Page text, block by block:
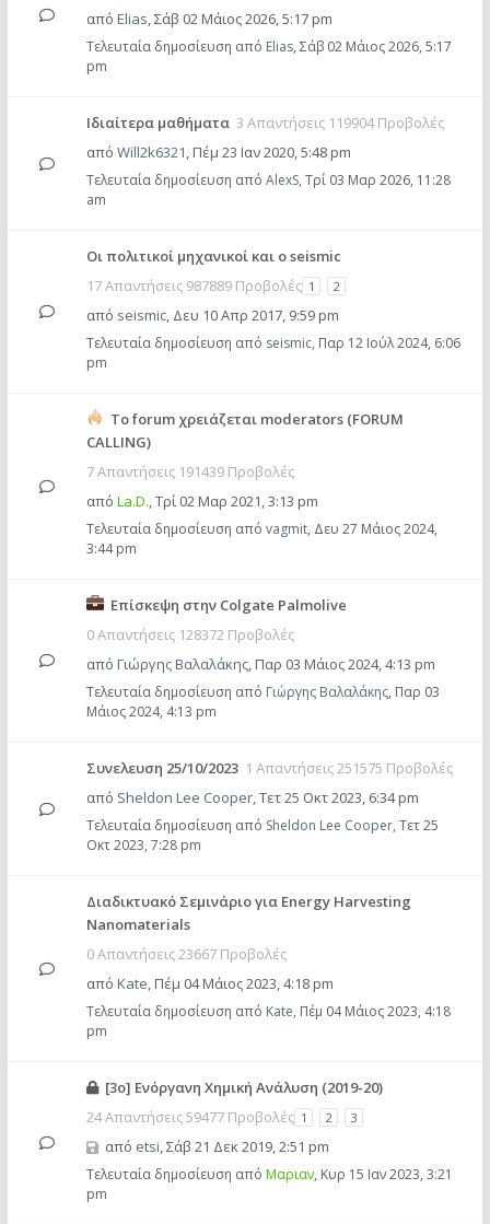
από Elias,Σάβ 02 Μάιος 2026, 5:17 pm
Τελευταία δημοσίευση από Elias, Σάβ 02 Μάιος 2026, 5:17
pm
Ιδιαίτερα μαθήματα 3 Απαντήσεις 119904 Προβολές
από Will2k6321, Πέμ 23 Ιαν 2020, 5:48 pm
Τελευταία δημοσίευση από AlexS, Τρί 03 Μαρ 2026, 11:28
am
Οι πολιτικοί μηχανικοί και ο seismic
17 Απαντήσεις 987889 Προβολές 1 2
από seismic, Δευ 10 Απρ 2017, 9:59 pm
Τελευταία δημοσίευση από seismic, Παρ 12 Ιούλ 2024, 6:06
pm
Το forum χρειάζεται moderators (FORUM
CALLING)
7 Απαντήσεις 191439 Προβολές
από La.D.,Τρί 02 Μαρ 2021, 3:13 pm
Τελευταία δημοσίευση από vagmit, Δευ 27 Μάιος 2024,
3:44 pm
Επίσκεψη στην Colgate Palmolive
0 Απαντήσεις 128372 Προβολές
από Γιώργης Βαλαλάκης, Παρ 03 Μάιος 2024, 4:13 pm
Τελευταία δημοσίευση από Γιώργης Βαλαλάκης, Παρ 03
Μάιος 2024, 4:13 pm
Συνελευση 25/10/2023 1 Απαντήσεις 251575 Προβολές
από Sheldon Lee Cooper,Τετ 25 Οκτ 2023, 6:34 pm
Τελευταία δημοσίευση από Sheldon Lee Cooper, Τετ 25
Οκτ 2023, 7:28 pm
Διαδικτυακό Σεμινάριο για Energy Harvesting
Nanomaterials
0 Απαντήσεις 23667 Προβολές
από Kate, Πέμ 04 Μάιος 2023, 4:18 pm
Τελευταία δημοσίευση από Kate, Πέμ 04 Μάιος 2023, 4:18
pm
[3ο] Ενόργανη Χημική Ανάλυση (2019-20)
24 Απαντήσεις 59477 Προβολές 1 2 3
από etsi,Σάβ 21 Δεκ 2019, 2:51 pm
Τελευταία δημοσίευση από Μαριαν, Κυρ 15 Ιαν 2023, 3:21
pm